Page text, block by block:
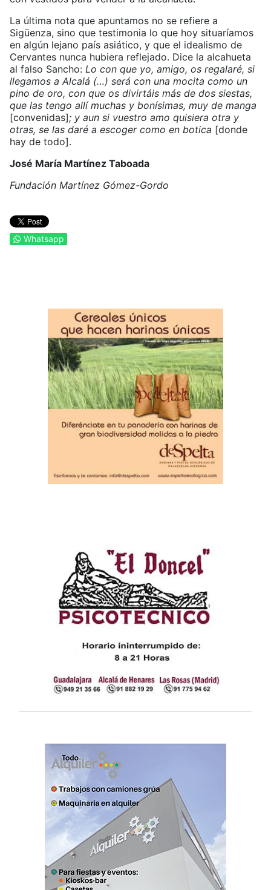
La última nota que apuntamos no se refiere a
Sigüenza, sino que testimonia lo que hoy situaríamos
en algún lejano país asiático, y que el idealismo de
Cervantes nunca hubiera reflejado. Dice la alcahueta
al falso Sancho: Lo con que yo, amigo, os regalaré, si
llegamos a Alcalá (…) será con una mocita como un
pino de oro, con que os divirtáis más de dos siestas,
que las tengo allí muchas y bonísimas, muy de manga
[convenidas]; y aun si vuestro amo quisiera otra y
otras, se las daré a escoger como en botica [donde
hay de todo].
José María Martínez Taboada
Fundación Martínez Gómez-Gordo
Whatsapp